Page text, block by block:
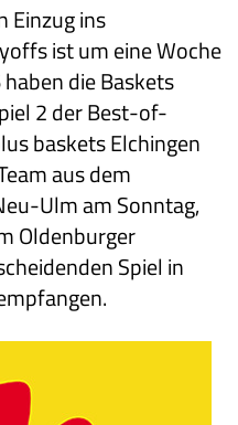
Einzug ins
ist um eine Woche
die Baskets
2 der Best-of-
baskets Elchingen
aus dem
Ulm am Sonntag,
Oldenburger
Spiel in